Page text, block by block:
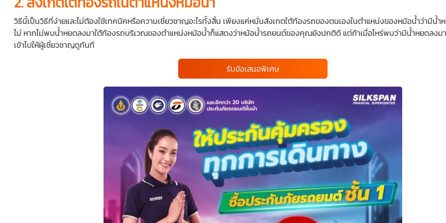
วิธีนี้เป็นวิธีที่ง่ายและไม่ต้องใช้เทคนิคหรือความเชี่ยวชาญอะไรทั้งสิ้น เพียงแค่หมั่นสังเกตใต้ท้องรถของตนเองในตำแหน่งของหม้อน้ำว่ามีน้ำ
ไม่ หากไม่พบน้ำหยดลงมาใต้ท้องรถบริเวณของตำแหน่งหม้อน้ำก็แสดงว่าหม้อน้ำรถยนต์ของคุณยังปกติดี แต่ถ้าเมื่อไหร่พบว่ามีน้ำหยดลงม
เข้าไปให้ผู้เชี่ยวชาญดูทันที
รับข้อเสนอพิเศษ